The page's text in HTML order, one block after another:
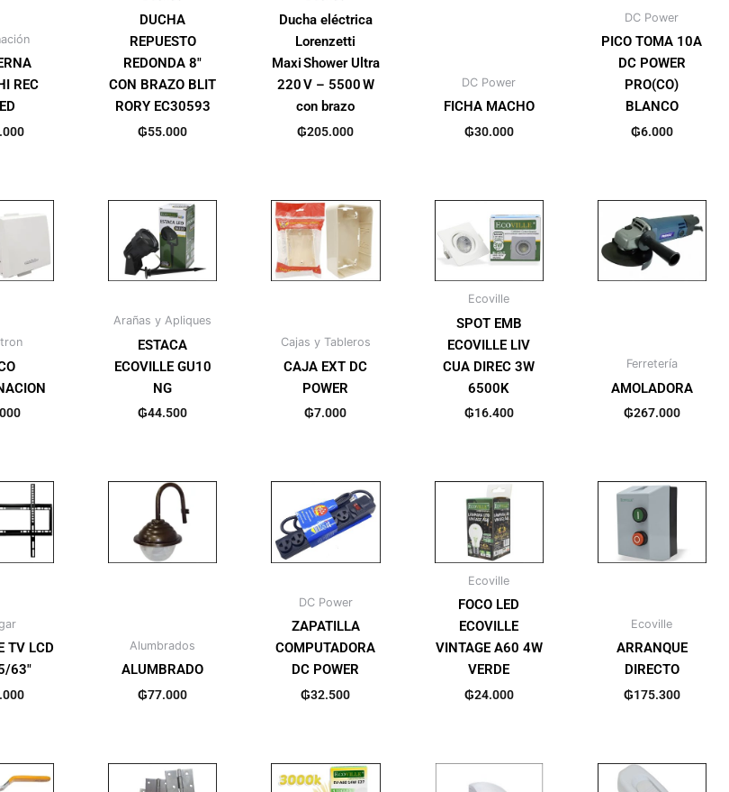
REC
DUCHA
REPUESTO
REDONDA 8″
CON BRAZO BLIT
RORY EC30593
₲55.000
Ducha eléctrica
Lorenzetti
Maxi Shower Ultra
220 V – 5500 W
con brazo
₲205.000
DC Power
FICHA MACHO
₲30.000
DC Power
PICO TOMA 10A
DC POWER
PRO(CO)
BLANCO
₲6.000
Arañas y Apliques
ESTACA
ECOVILLE GU10
NG
₲44.500
Cajas y Tableros
CAJA EXT DC
POWER
₲7.000
Ecoville
SPOT EMB
ECOVILLE LIV
CUA DIREC 3W
6500K
₲16.400
Ferretería
AMOLADORA
₲267.000
TV LCD
63″
Alumbrados
ALUMBRADO
₲77.000
DC Power
ZAPATILLA
COMPUTADORA
DC POWER
₲32.500
Ecoville
FOCO LED
ECOVILLE
VINTAGE A60 4W
VERDE
₲24.000
Ecoville
ARRANQUE
DIRECTO
₲175.300